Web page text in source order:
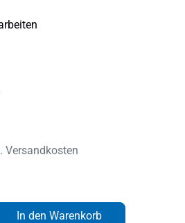
Versandkosten
den gewünschten
In den Warenkorb